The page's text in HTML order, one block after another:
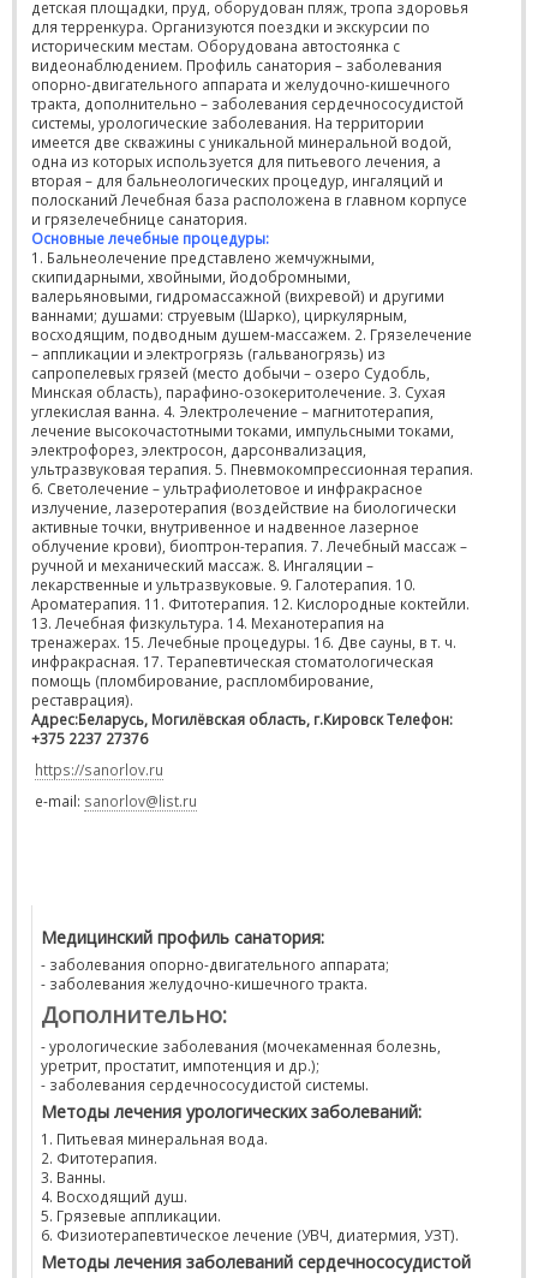
детская площадки, пруд, оборудован пляж, тропа здоровья
для терренкура. Организуются поездки и экскурсии по
историческим местам. Оборудована автостоянка с
видеонаблюдением. Профиль санатория – заболевания
опорно-двигательного аппарата и желудочно-кишечного
тракта, дополнительно – заболевания сердечнососудистой
системы, урологические заболевания. На территории
имеется две скважины с уникальной минеральной водой,
одна из которых используется для питьевого лечения, а
вторая – для бальнеологических процедур, ингаляций и
полосканий Лечебная база расположена в главном корпусе
и грязелечебнице санатория.
Основные лечебные процедуры:
1. Бальнеолечение представлено жемчужными,
скипидарными, хвойными, йодобромными,
валерьяновыми, гидромассажной (вихревой) и другими
ваннами; душами: струевым (Шарко), циркулярным,
восходящим, подводным душем-массажем. 2. Грязелечение
– аппликации и электрогрязь (гальваногрязь) из
сапропелевых грязей (место добычи – озеро Судобль,
Минская область), парафино-озокеритолечение. 3. Сухая
углекислая ванна. 4. Электролечение – магнитотерапия,
лечение высокочастотными токами, импульсными токами,
электрофорез, электросон, дарсонвализация,
ультразвуковая терапия. 5. Пневмокомпрессионная терапия.
6. Светолечение – ультрафиолетовое и инфракрасное
излучение, лазеротерапия (воздействие на биологически
активные точки, внутривенное и надвенное лазерное
облучение крови), биоптрон-терапия. 7. Лечебный массаж –
ручной и механический массаж. 8. Ингаляции –
лекарственные и ультразвуковые. 9. Галотерапия. 10.
Ароматерапия. 11. Фитотерапия. 12. Кислородные коктейли.
13. Лечебная физкультура. 14. Механотерапия на
тренажерах. 15. Лечебные процедуры. 16. Две сауны, в т. ч.
инфракрасная. 17. Терапевтическая стоматологическая
помощь (пломбирование, распломбирование,
реставрация).
Адрес:Беларусь, Могилёвская область, г.КировскТелефон:
+375 2237 27376
https://sanorlov.ru
e-mail: sanorlov@list.ru
Медицинский профиль санатория:
- заболевания опорно-двигательного аппарата;
- заболевания желудочно-кишечного тракта.
Дополнительно:
- урологические заболевания (мочекаменная болезнь,
уретрит, простатит, импотенция и др.);
- заболевания сердечнососудистой системы.
Методы лечения урологических заболеваний:
1. Питьевая минеральная вода.
2. Фитотерапия.
3. Ванны.
4. Восходящий душ.
5. Грязевые аппликации.
6. Физиотерапевтическое лечение (УВЧ, диатермия, УЗТ).
Методы лечения заболеваний сердечнососудистой